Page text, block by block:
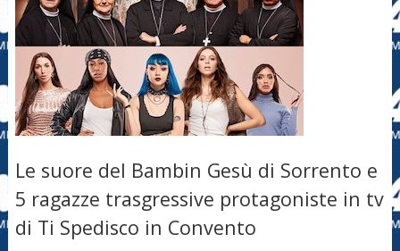
Le suore del Bambin Gesù di Sorrento e
5 ragazze trasgressive protagoniste in tv
di Ti Spedisco in Convento